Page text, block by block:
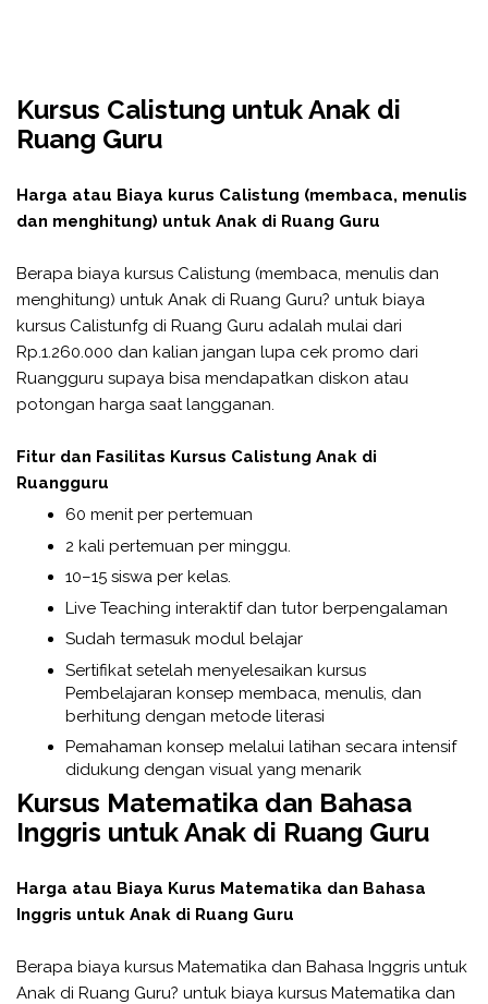
Kursus Calistung untuk Anak di
Ruang Guru
Harga atau Biaya kurus Calistung (membaca, menulis
dan menghitung) untuk Anak di Ruang Guru
Berapa biaya kursus Calistung (membaca, menulis dan
menghitung) untuk Anak di Ruang Guru? untuk biaya
kursus Calistunfg di Ruang Guru adalah mulai dari
Rp.1.260.000 dan kalian jangan lupa cek promo dari
Ruangguru supaya bisa mendapatkan diskon atau
potongan harga saat langganan.
Fitur dan Fasilitas Kursus Calistung Anak di
Ruangguru
60 menit per pertemuan
2 kali pertemuan per minggu.
10–15 siswa per kelas.
Live Teaching interaktif dan tutor berpengalaman
Sudah termasuk modul belajar
Sertifikat setelah menyelesaikan kursus
Pembelajaran konsep membaca, menulis, dan
berhitung dengan metode literasi
Pemahaman konsep melalui latihan secara intensif
didukung dengan visual yang menarik
Kursus Matematika dan Bahasa
Inggris untuk Anak di Ruang Guru
Harga atau Biaya Kurus Matematika dan Bahasa
Inggris untuk Anak di Ruang Guru
Berapa biaya kursus Matematika dan Bahasa Inggris untuk
Anak di Ruang Guru? untuk biaya kursus Matematika dan